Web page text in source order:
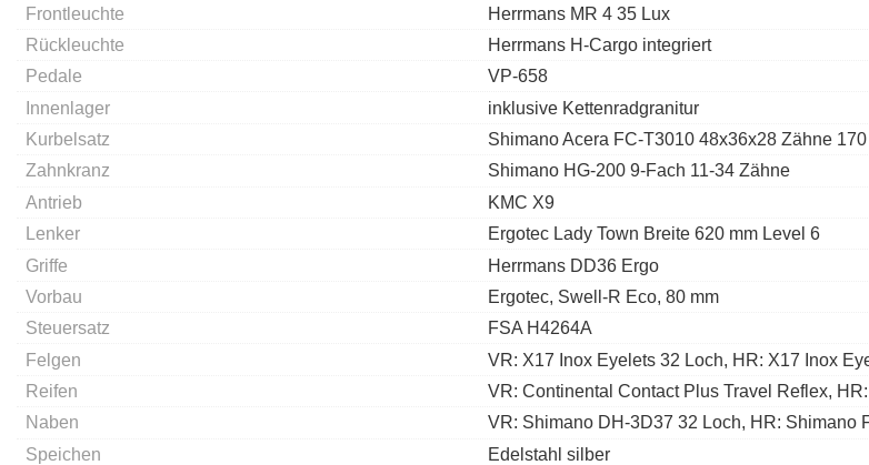
Frontleuchte
Herrmans MR 4 35 Lux
Rückleuchte
Herrmans H-Cargo integriert
Pedale
VP-658
Innenlager
inklusive Kettenradgranitur
Kurbelsatz
Shimano Acera FC-T3010 48x36x28 Zähne
Zahnkranz
Shimano HG-200 9-Fach 11-34 Zähne
Antrieb
KMC X9
Lenker
Ergotec Lady Town Breite 620 mm Level 6
Griffe
Herrmans DD36 Ergo
Vorbau
Ergotec, Swell-R Eco, 80 mm
Steuersatz
FSA H4264A
Felgen
VR: X17 Inox Eyelets 32 Loch, HR: X17 Inox
Reifen
VR: Continental Contact Plus Travel Reflex,
Naben
VR: Shimano DH-3D37 32 Loch, HR: Shimano
Speichen
Edelstahl silber